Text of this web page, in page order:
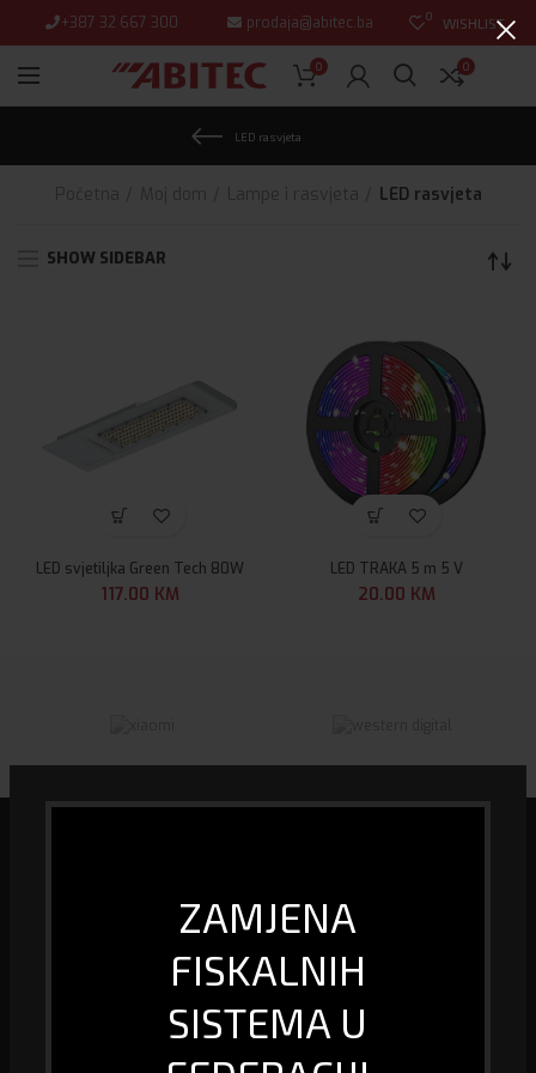
ZAMJENA
FISKALNIH
SISTEMA U
+387 32 667 300 prodaja@abitec.ba 0 WISHLIST
0 0
LED rasvjeta
LED rasvjeta
SHOW SIDEBAR
LED svjetiljka Green Tech 80W
117.00 KM
LED TRAKA 5 m 5 V
20.00 KM
Mi smo specijalizirana firma u oblasti biro informacione tehnologije, kao
i prodaje računara i računarske opreme, fiskalizacije te pružanja usluge
Husein Kapetana Gradaščevića,
74260 Jelah - Tešanj, Bosna i Hercegovina